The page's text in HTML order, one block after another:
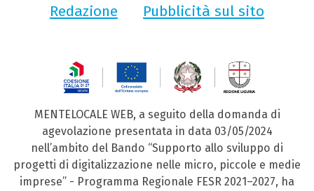
Redazione
Pubblicità sul sito
MENTELOCALE WEB, a seguito della domanda di
agevolazione presentata in data 03/05/2024
nell’ambito del Bando “Supporto allo sviluppo di
progetti di digitalizzazione nelle micro, piccole e medie
imprese” - Programma Regionale FESR 2021–2027, ha